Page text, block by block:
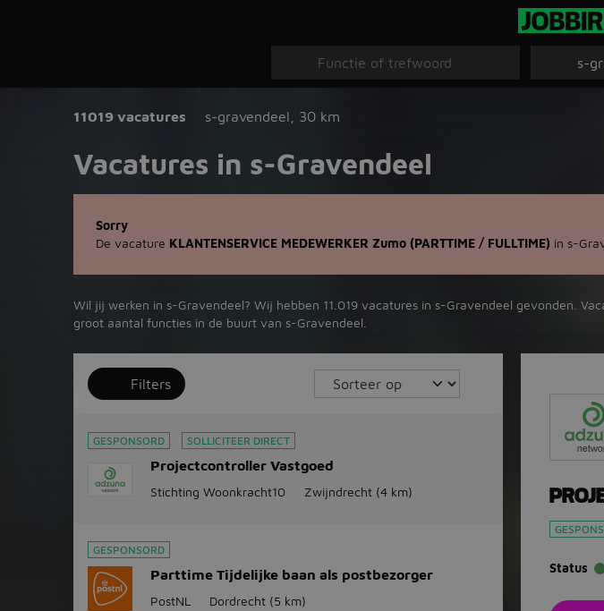
11019 vacatures s-gravendeel 30 km
Vacatures in s-Gravendeel
Sorry
De vacature KLANTENSERVICE MEDEWERKER Zumo (PARTTIME / FULLTIME) in s-
Wil jij werken in s-Gravendeel? Wij hebben 11.019 vacatures in s-Gravendeel gevonden.
groot aantal functies in de buurt van s-Gravendeel.
Filters
GESPONSORD SOLLICITEER DIRECT
Projectcontroller Vastgoed
Stichting Woonkracht10 Zwijndrecht (4 km)
GESPONSORD
Parttime Tijdelijke baan als postbezorger
PostNL Dordrecht (5 km)
Status